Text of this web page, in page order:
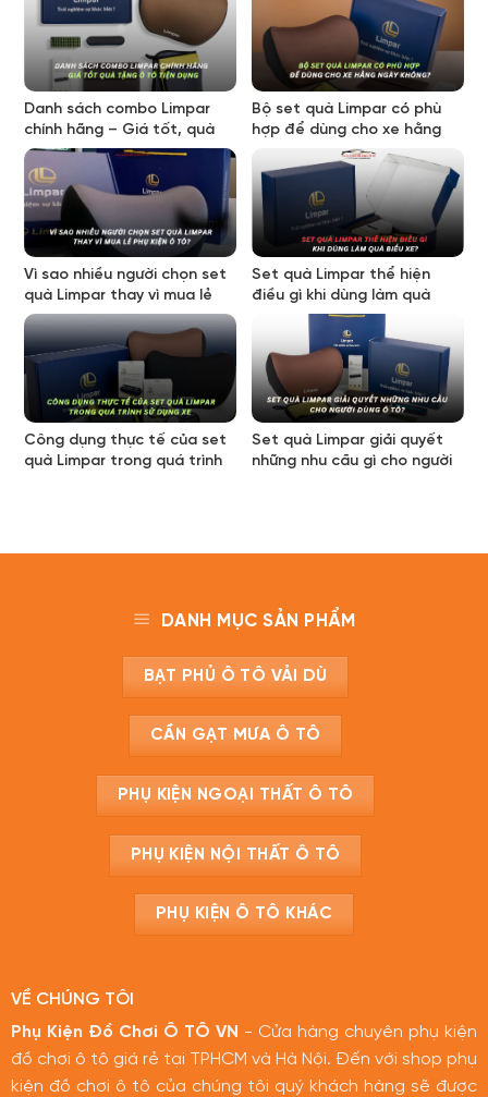
Danh sách combo Limpar
chính hãng – Giá tốt, quà
tặng ô tô tiện dụng
Bộ set quà Limpar có phù
hợp để dùng cho xe hằng
ngày không?
Vì sao nhiều người chọn set
quà Limpar thay vì mua lẻ
phụ kiện ô tô?
Set quà Limpar thể hiện
điều gì khi dùng làm quà
biếu xe?
Công dụng thực tế của set
quà Limpar trong quá trình
Set quà Limpar giải quyết
những nhu cầu gì cho người
DANH MỤC SẢN PHẨM
BẠT PHỦ Ô TÔ VẢI DÙ
CẦN GẠT MƯA Ô TÔ
PHỤ KIỆN NGOẠI THẤT Ô TÔ
PHỤ KIỆN NỘI THẤT Ô TÔ
PHỤ KIỆN Ô TÔ KHÁC
VỀ CHÚNG TÔI
Phụ Kiện Đồ Chơi Ô TÔ VN - Cửa hàng chuyên phụ kiện
đồ chơi ô tô giá rẻ tại TPHCM và Hà Nội. Đến với shop phụ
kiện đồ chơi ô tô của chúng tôi quý khách hàng sẽ được